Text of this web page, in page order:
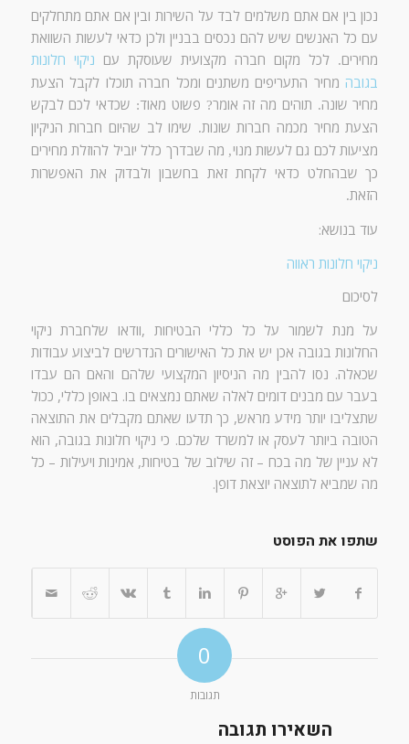
נכון בין אם אתם משלמים לבד על השירות ובין אם אתם מתחלקים
עם כל האנשים שיש להם נכסים בבניין ולכן כדאי לעשות השוואת
מחירים. לכל מקום חברה מקצועית שעוסקת עם ניקוי חלונות
בגובהמחיר התעריפים משתנים ומכל חברה תוכלו לקבל הצעת
מחיר שונה. תוהים מה זה אומר? פשוט מאוד: שכדאי לכם לבקש
הצעת מחיר מכמה חברות שונות. שימו לב שהיום חברות הניקיון
מציעות לכם גם לעשות מנוי, מה שבדרך כלל יוביל להוזלת מחירים
כך שבהחלט כדאי לקחת זאת בחשבון ולבדוק את האפשרות
הזאת.
עוד בנושא:
ניקוי חלונות ראווה
לסיכום
על מנת לשמור על כל כללי הבטיחות ,וודאו שלחברת ניקוי
החלונות בגובה אכן יש את כל האישורים הנדרשים לביצוע עבודות
שכאלה. נסו להבין מה הניסיון המקצועי שלהם והאם הם עבדו
בעבר עם מבנים דומים לאלה שאתם נמצאים בו. באופן כללי, ככול
שתצליבו יותר מידע מראש, כך תדעו שאתם מקבלים את התוצאה
הטובה ביותר לעסק או למשרד שלכם. כי ניקוי חלונות בגובה, הוא
לא עניין של מה בכח – זה שילוב של בטיחות, אמינות ויעילות – כל
מה שמביא לתוצאה יוצאת דופן.
שתפו את הפוסט
0
תגובות
השאירו תגובה